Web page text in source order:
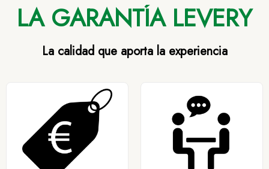
LA GARANTÍA LEVERY
La calidad que aporta la experiencia